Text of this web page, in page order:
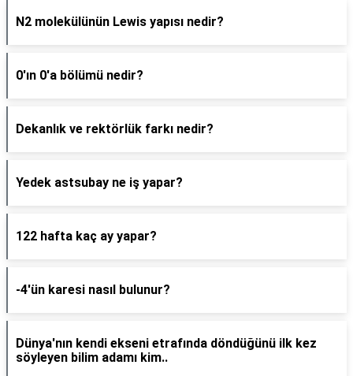
N2 molekülünün Lewis yapısı nedir?
0'ın 0'a bölümü nedir?
Dekanlık ve rektörlük farkı nedir?
Yedek astsubay ne iş yapar?
122 hafta kaç ay yapar?
-4'ün karesi nasıl bulunur?
Dünya'nın kendi ekseni etrafında döndüğünü ilk kez
söyleyen bilim adamı kim..